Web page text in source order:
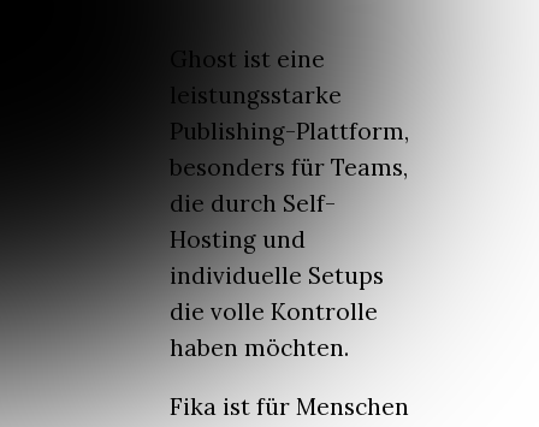
Ghost ist eine
leistungsstarke
Publishing-Plattform,
besonders für Teams,
die durch Self-
Hosting und
individuelle Setups
die volle Kontrolle
haben möchten.
Fika ist für Menschen